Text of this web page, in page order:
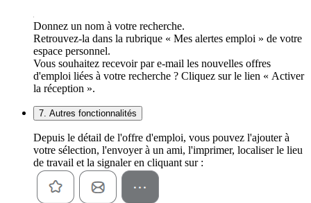
Donnez un nom à votre recherche.
Retrouvez-la dans la rubrique « Mes alertes emploi » de votre
espace personnel.
Vous souhaitez recevoir par e-mail les nouvelles offres
d'emploi liées à votre recherche ? Cliquez sur le lien « Activer
la réception ».
7. Autres fonctionnalités
Depuis le détail de l'offre d'emploi, vous pouvez l'ajouter à
votre sélection, l'envoyer à un ami, l'imprimer, localiser le lieu
de travail et la signaler en cliquant sur :